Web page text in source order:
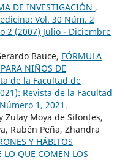
DE INVESTIGACIÓN ,
Vol. 30 Núm. 2
2 (2007) Julio - Diciembre
Bauce, FÓRMULA
NIÑOS DE
de la Facultad de
Revista de la Facultad
1, 2021.
Zulay Moya de Sifontes,
Rubén Peña, Zhandra
Y HÁBITOS
LO QUE COMEN LOS